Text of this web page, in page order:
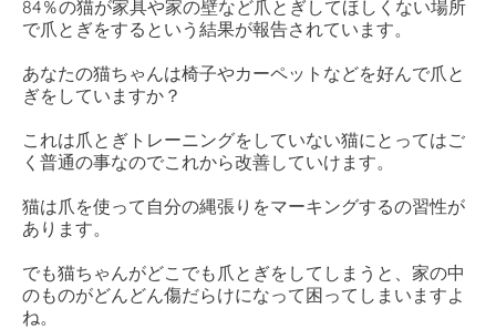
84％の猫が家具や家の壁など爪とぎしてほしくない場所
で爪とぎをするという結果が報告されています。
あなたの猫ちゃんは椅子やカーペットなどを好んで爪と
ぎをしていますか？
これは爪とぎトレーニングをしていない猫にとってはご
く普通の事なのでこれから改善していけます。
猫は爪を使って自分の縄張りをマーキングするの習性が
あります。
でも猫ちゃんがどこでも爪とぎをしてしまうと、家の中
のものがどんどん傷だらけになって困ってしまいますよ
ね。